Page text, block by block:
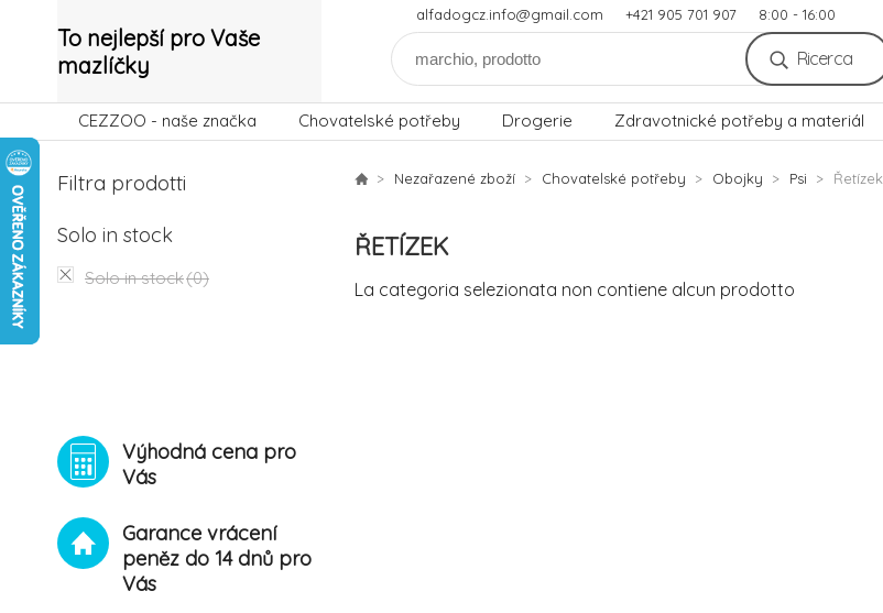
To nejlepší pro Vaše
mazlíčky
alfadogcz.info@gmail.com +421 905 701 907 8:00 - 16:00
Ricerca
CEZZOO - naše značka Chovatelské potřeby Drogerie Zdravotnické potřeby a materiál
Filtra prodotti
Solo in stock
Solo in stock(0)
Výhodná cena pro
Vás
Garance vrácení
peněz do 14 dnů pro
Vás
Nezařazené zboží Chovatelské potřeby Obojky Psi Řetízek
ŘETÍZEK
La categoria selezionata non contiene alcun prodotto